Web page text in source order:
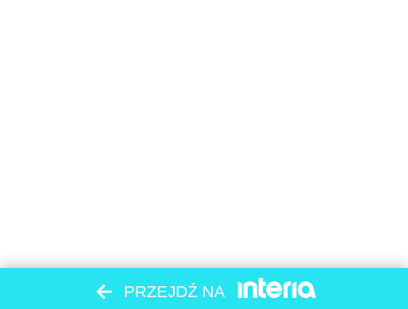
PRZEJDŹ NA